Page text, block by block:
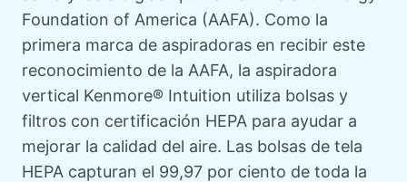
Foundation of America (AAFA). Como la
primera marca de aspiradoras en recibir este
reconocimiento de la AAFA, la aspiradora
vertical Kenmore® Intuition utiliza bolsas y
filtros con certificación HEPA para ayudar a
mejorar la calidad del aire. Las bolsas de tela
HEPA capturan el 99,97 por ciento de toda la